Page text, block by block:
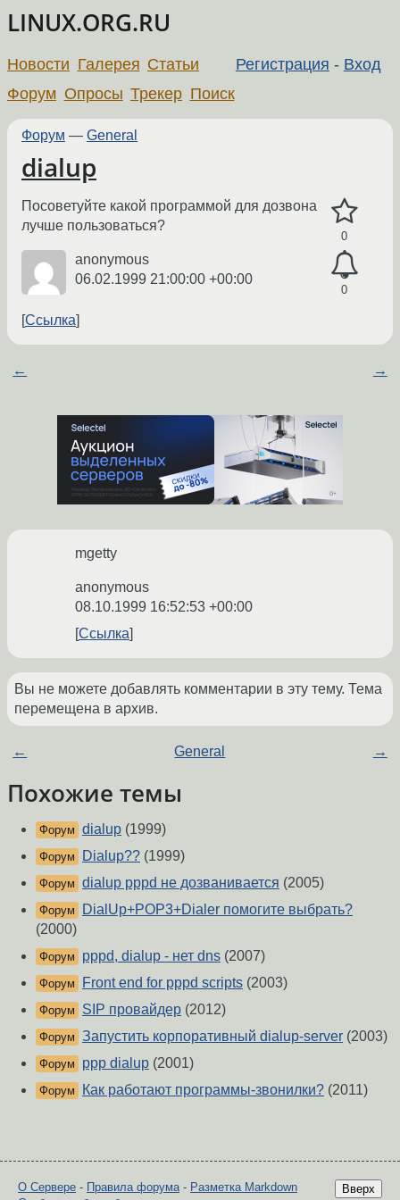
LINUX.ORG.RU
Регистрация - Вход
Новости Галерея Статьи
Форум Опросы Трекер Поиск
Форум — General
dialup
0
0
Посоветуйте какой программой для дозвона
лучше пользоваться?
anonymous
06.02.1999 21:00:00 +00:00
Ссылка
← →
mgetty
anonymous
08.10.1999 16:52:53 +00:00
Ссылка
Вы не можете добавлять комментарии в эту тему. Тема
перемещена в архив.
← General →
Похожие темы
Форум dialup (1999)
Форум Dialup?? (1999)
Форум dialup pppd не дозванивается (2005)
Форум
DialUp+POP3+Dialer помогите выбрать?
(2000)
Форум pppd, dialup - нет dns (2007)
Форум Front end for pppd scripts (2003)
Форум SIP провайдер (2012)
Форум Запустить корпоративный dialup-server (2003)
Форум ppp dialup (2001)
Форум Как работают программы-звонилки? (2011)
Вверх
О Сервере - Правила форума- Разметка Markdown